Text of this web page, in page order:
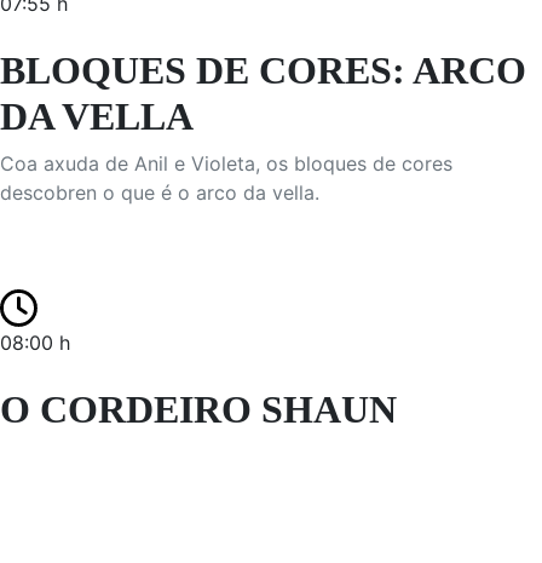
BLOQUES DE CORES: ARCO
DA VELLA
Coa axuda de Anil e Violeta, os bloques de cores
descobren o que é o arco da vella.
08:00 h
O CORDEIRO SHAUN